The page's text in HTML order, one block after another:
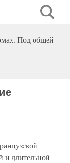
Под общей
и длительной